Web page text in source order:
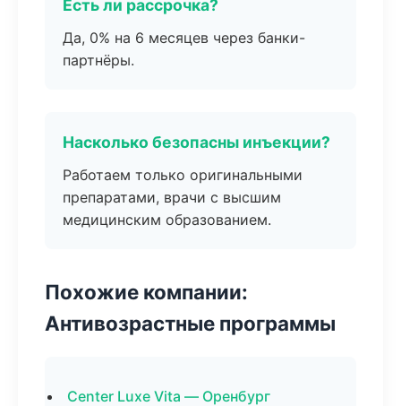
Есть ли рассрочка?
Да, 0% на 6 месяцев через банки-
партнёры.
Насколько безопасны инъекции?
Работаем только оригинальными
препаратами, врачи с высшим
медицинским образованием.
Похожие компании:
Антивозрастные программы
Center Luxe Vita — Оренбург